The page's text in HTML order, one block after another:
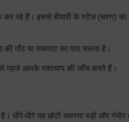
रहे हैं। इससे बीमारी के स्टेज (चरण) का
की गाँठ या रुकावट का पता चलता है।
पहले आपके रक्तचाप की जाँच करते हैं।
धीरे-धीरे यह छोटी समस्या बड़ी और गंभीर